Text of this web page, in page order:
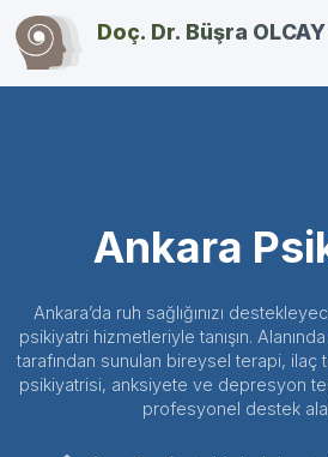
Doç. Dr. Büşra
Ankara
Ankara’da ruh sağlığınızı
psikiyatri hizmetleriyle tanışın.
tarafından sunulan bireysel terapi,
psikiyatrisi, anksiyete ve depresyon
profesyonel destek